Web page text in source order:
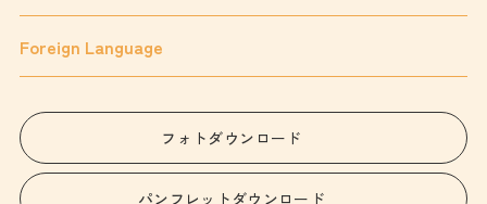
Foreign Language
フォトダウンロード
パンフレットダウンロード